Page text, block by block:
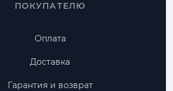
ПОКУПАТЕЛЮ
Оплата
Доставка
Гарантия и возврат